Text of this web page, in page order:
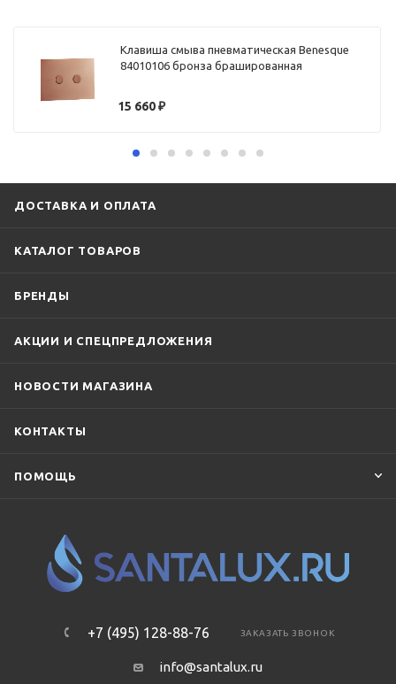
Клавиша смыва пневматическая Benesque
84010106 бронза брашированная
15 660₽
ДОСТАВКА И ОПЛАТА
КАТАЛОГ ТОВАРОВ
БРЕНДЫ
АКЦИИ И СПЕЦПРЕДЛОЖЕНИЯ
НОВОСТИ МАГАЗИНА
КОНТАКТЫ
ПОМОЩЬ
+7 (495) 128-88-76 ЗАКАЗАТЬ ЗВОНОК
info@santalux.ru